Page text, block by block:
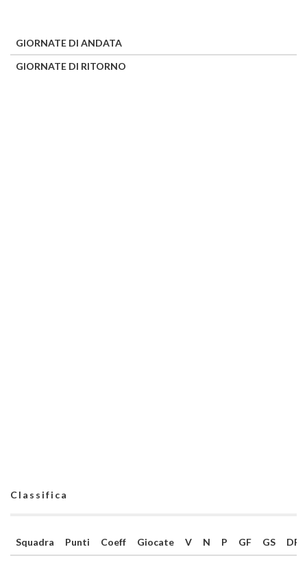
GIORNATE DI ANDATA
GIORNATE DI RITORNO
Classifica
Squadra Punti Coeff Giocate V N P GF GS DR